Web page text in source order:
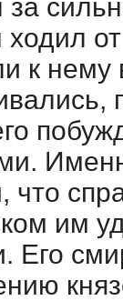
за
к нему
что
им
Его